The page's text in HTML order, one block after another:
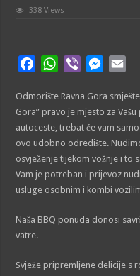
338 Views
c
e
b
o
o
k
W
a
t
s
A
p
p
b
e
r
M
s
s
e
n
g
e
a
i
l
Odmorište Ravna Gora
Gora” pravo je mjesto za
autoceste, trebat će vam
ovo udobno odredište.
osvježenje tijekom vožnje i to
Vam je potreban i prijevoz
usluge osobnim i kombi
Naša BBQ ponuda donosi
vatre.
Svježe pripremljene delicije s